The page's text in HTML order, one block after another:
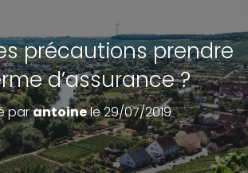
L
A
N
A
V
I
G
A
précautions prendre
d’assurance ?
parantoinele29/07/2019